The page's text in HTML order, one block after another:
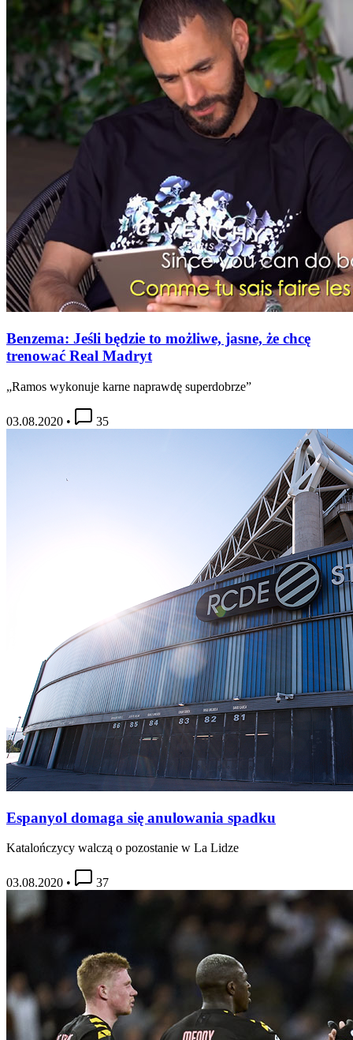
Benzema: Jeśli będzie to możliwe, jasne, że chcę
trenować Real Madryt
„Ramos wykonuje karne naprawdę superdobrze”
03.08.2020 • 35
Espanyol domaga się anulowania spadku
Katalończycy walczą o pozostanie w La Lidze
03.08.2020 • 37